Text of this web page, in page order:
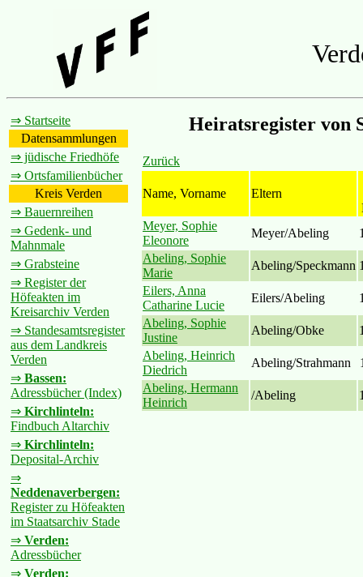
⇒ Startseite
Datensammlungen
⇒ jüdische Friedhöfe
⇒ Ortsfamilienbücher
Kreis Verden
⇒ Bauernreihen
⇒ Gedenk- und
Mahnmale
⇒ Grabsteine
⇒ Register der
Höfeakten im
Kreisarchiv Verden
⇒ Standesamtsregister
aus dem Landkreis
Verden
⇒ Bassen:
Adressbücher (Index)
⇒ Kirchlinteln:
Findbuch Altarchiv
⇒ Kirchlinteln:
Deposital-Archiv
⇒
Neddenaverbergen:
Register zu Höfeakten
im Staatsarchiv Stade
⇒ Verden:
Adressbücher
⇒ Verden:
Heiratsregister von
Zurück
Name, Vorname
Eltern
Meyer, Sophie
Eleonore
Meyer/Abeling
Abeling, Sophie
Marie
Abeling/Speckmann
Eilers, Anna
Catharine Lucie
Eilers/Abeling
Abeling, Sophie
Justine
Abeling/Obke
Abeling, Heinrich
Diedrich
Abeling/Strahmann
Abeling, Hermann
Heinrich
/Abeling